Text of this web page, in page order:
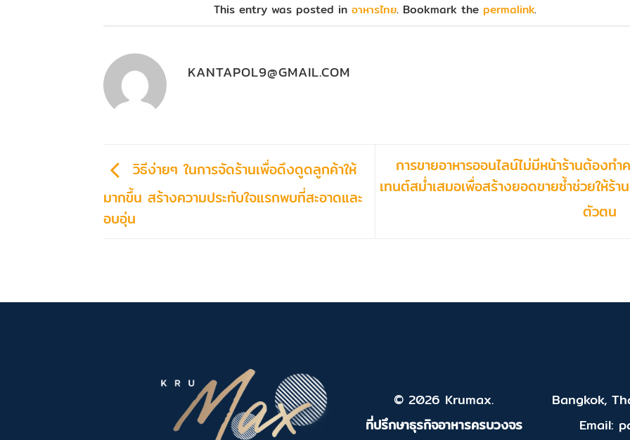
This entry was posted in อาหารไทย. Bookmark the permalink.
KANTAPOL9@GMAIL.COM
วิธีง่ายๆ ในการจัดร้านเพื่อดึงดูดลูกค้าให้
มากขึ้น สร้างความประทับใจแรกพบที่สะอาดและ
อบอุ่น
การขายอาหารออนไลน์ไม่มีหน้าร้านต้องทำ
เทนต์สม่ำเสมอเพื่อสร้างยอดขายซ้ำช่วยให้ร้า
ตัวตน
© 2026 Krumax.
ที่ปรึกษาธุรกิจอาหารครบวงจร
Bangkok,
Email: